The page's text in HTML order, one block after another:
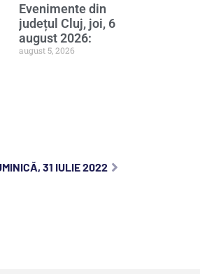
Evenimente din
județul Cluj, joi, 6
august 2026:
august 5, 2026
31 IULIE 2022